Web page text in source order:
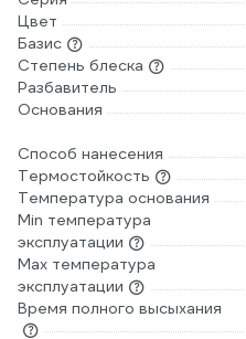
Цвет
Базис
Степень блеска
Разбавитель
Основания
Способ нанесения
Термостойкость
Температура основания
Min температура
эксплуатации
Max температура
эксплуатации
Время полного высыхания